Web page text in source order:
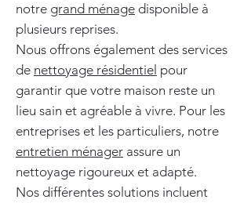
notre grand ménage disponible à
plusieurs reprises.
Nous offrons également des services
de nettoyage résidentiel pour
garantir que votre maison reste un
lieu sain et agréable à vivre. Pour les
entreprises et les particuliers, notre
entretien ménager assure un
nettoyage rigoureux et adapté.
Nos différentes solutions incluent